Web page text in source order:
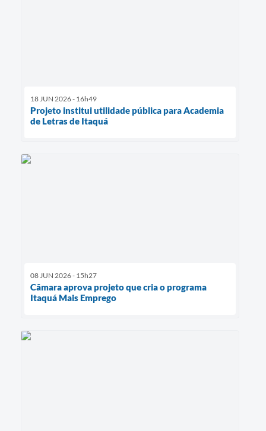
18 JUN 2026 - 16h49
Projeto institui utilidade pública para Academia
de Letras de Itaquá
08 JUN 2026 - 15h27
Câmara aprova projeto que cria o programa
Itaquá Mais Emprego